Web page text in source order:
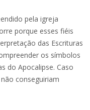
pela igreja
porque esses fiéis
das Escrituras
os símbolos
do Apocalipse. Caso
conseguiriam